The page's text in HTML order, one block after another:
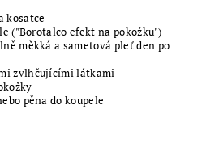
kosatce
("Borotalco efekt na pokožku")
měkká a sametová pleť den po
zvlhčujícími látkami
pěna do koupele